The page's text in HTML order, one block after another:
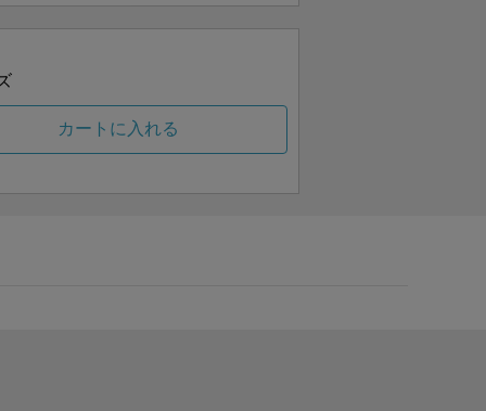
カートに入れる